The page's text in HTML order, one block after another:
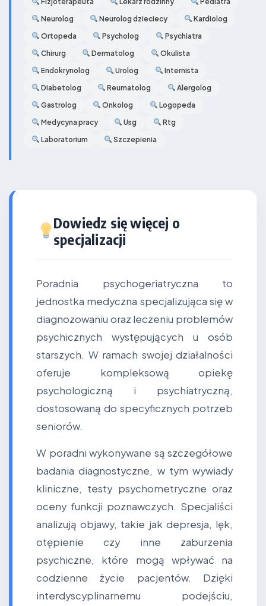
Neurolog
Neurolog dzieciecy
Kardiolog
Ortopeda
Psycholog
Psychiatra
Chirurg
Dermatolog
Okulista
Endokrynolog
Urolog
Internista
Diabetolog
Reumatolog
Alergolog
Gastrolog
Onkolog
Logopeda
Medycyna pracy
Usg
Rtg
Laboratorium
Szczepienia
Dowiedz się więcej o
specjalizacji
Poradnia psychogeriatryczna to
jednostka medyczna specjalizująca się w
diagnozowaniu oraz leczeniu problemów
psychicznych występujących u osób
starszych. W ramach swojej działalności
oferuje kompleksową opiekę
psychologiczną i psychiatryczną,
dostosowaną do specyficznych potrzeb
seniorów.
W poradni wykonywane są szczegółowe
badania diagnostyczne, w tym wywiady
kliniczne, testy psychometryczne oraz
oceny funkcji poznawczych. Specjaliści
analizują objawy, takie jak depresja, lęk,
otępienie czy inne zaburzenia
psychiczne, które mogą wpływać na
codzienne życie pacjentów. Dzięki
interdyscyplinarnemu podejściu,